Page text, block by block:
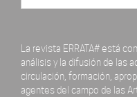
La revista ERRATA# está
análisis y la difusión de las
circulación, formación,
agentes del campo de las